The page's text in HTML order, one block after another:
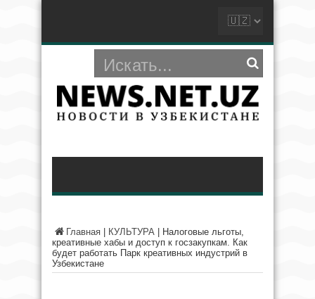
Главная КУЛЬТУРА
Налоговые льготы,
креативные хабы и доступ к госзакупкам. Как
будет работать Парк креативных индустрий в
Узбекистане